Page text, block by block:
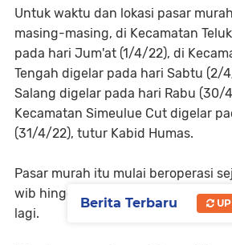
Untuk waktu dan lokasi pasar
masing-masing, di Kecamatan
pada hari Jum'at (1/4/22), di
Tengah digelar pada hari Sabtu (2/
Salang digelar pada hari Rabu (30/
Kecamatan Simeulue Cut digelar
(31/4/22), tutur Kabid Humas.
Pasar murah itu mulai beroperasi
wib hingga pukul 17.00 wib,
lagi.
Berita Terbaru